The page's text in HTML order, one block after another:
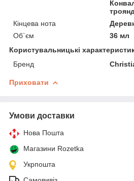
Кінцева нота
Об`єм
36 мл
Користувальницькі
Бренд
Приховати
Умови доставки
Нова Пошта
Магазини Rozetka
Укрпошта